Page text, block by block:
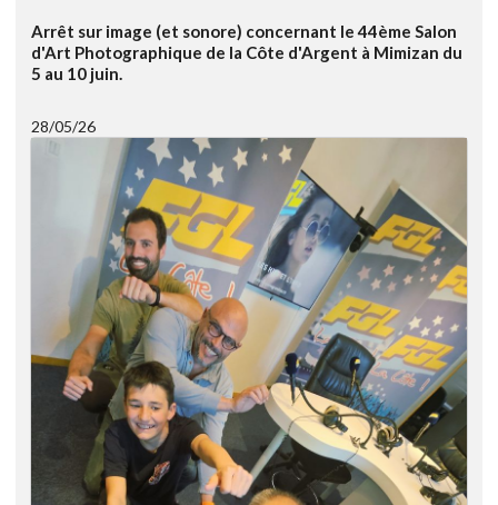
Arrêt sur image (et sonore) concernant le 44ème Salon
d'Art Photographique de la Côte d'Argent à Mimizan du
5 au 10 juin.
28/05/26